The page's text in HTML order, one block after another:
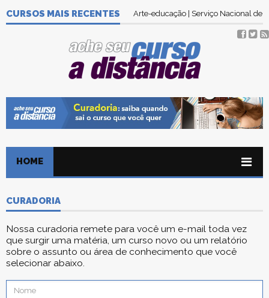
CURSOS MAIS RECENTES Tecnologia em Gestão Ambiental |
HOME
CURADORIA
Nossa curadoria remete para você um e-mail toda vez
que surgir uma matéria, um curso novo ou um relatório
sobre o assunto ou área de conhecimento que você
selecionar abaixo.